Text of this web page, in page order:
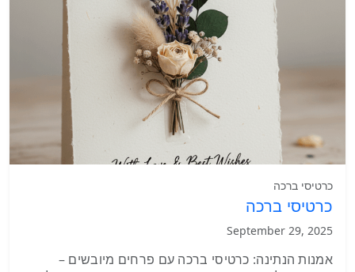
כרטיסי ברכה
כרטיסי ברכה
September 29, 2025
אמנות הנתינה: כרטיסי ברכה עם פרחים מיובשים –